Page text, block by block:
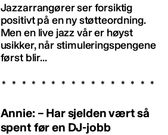
Jazzarrangører ser forsiktig
positivt på en ny støtteordning.
Men en live jazz vår er høyst
usikker, når stimuleringspengene
først blir...
Annie: – Har sjelden vært så
spent før en DJ-jobb